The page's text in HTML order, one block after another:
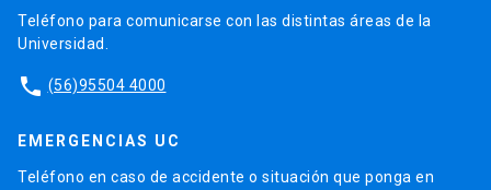
Teléfono para comunicarse con las distintas áreas de la
Universidad.
phone (56)95504 4000
EMERGENCIAS UC
Teléfono en caso de accidente o situación que ponga en